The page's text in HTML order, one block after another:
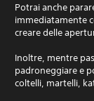
Potrai anche
immediatamente
creare delle
Inoltre, mentre
padroneggiare e
coltelli, martelli,